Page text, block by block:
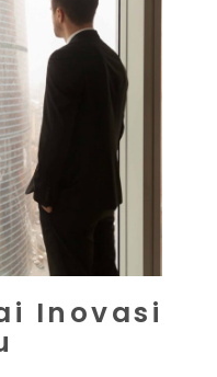
Inovasi